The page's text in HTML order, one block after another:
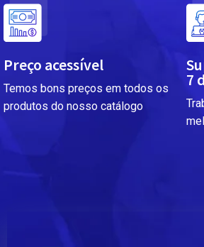
Preço acessível
Temos bons preços em todos os
produtos do nosso catálogo
7